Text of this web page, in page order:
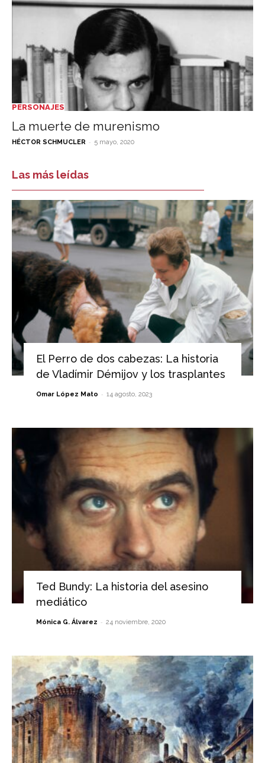
PERSONAJES
La muerte de murenismo
HÉCTOR SCHMUCLER - 5 mayo, 2020
Las más leídas
El Perro de dos cabezas: La historia
de Vladímir Démijov y los trasplantes
Omar López Mato - 14 agosto, 2023
Ted Bundy: La historia del asesino
mediático
Mónica G. Álvarez - 24 noviembre, 2020